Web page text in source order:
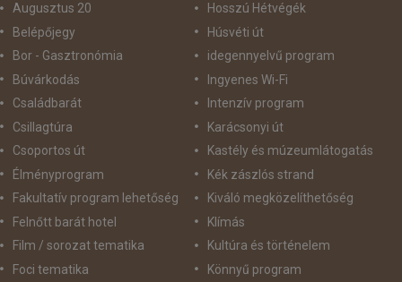
Augusztus 20
Belépőjegy
Bor - Gasztronómia
Búvárkodás
Családbarát
Csillagtúra
Csoportos út
Élményprogram
Fakultatív program lehetőség
Felnőtt barát hotel
Film / sorozat tematika
Foci tematika
Hosszú Hétvégék
Húsvéti út
idegennyelvű program
Ingyenes Wi-Fi
Intenzív program
Karácsonyi út
Kastély és múzeumlátogatás
Kék zászlós strand
Kiváló megközelíthetőség
Klímás
Kultúra és történelem
Könnyű program